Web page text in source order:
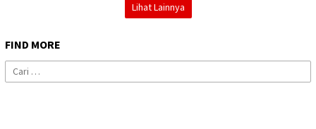
Lihat Lainnya
FIND MORE
Cari
untuk: